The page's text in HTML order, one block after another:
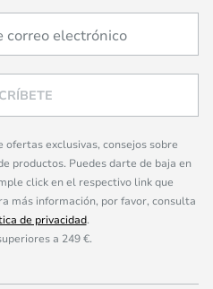
exclusivas, consejos sobre
productos. Puedes darte de baja en
click en el respectivo link que
más información, por favor, consulta
de privacidad.
a 249 €.